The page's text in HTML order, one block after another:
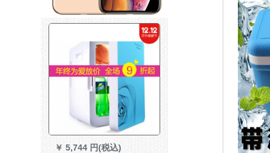
￥ 5,744 円(税込)